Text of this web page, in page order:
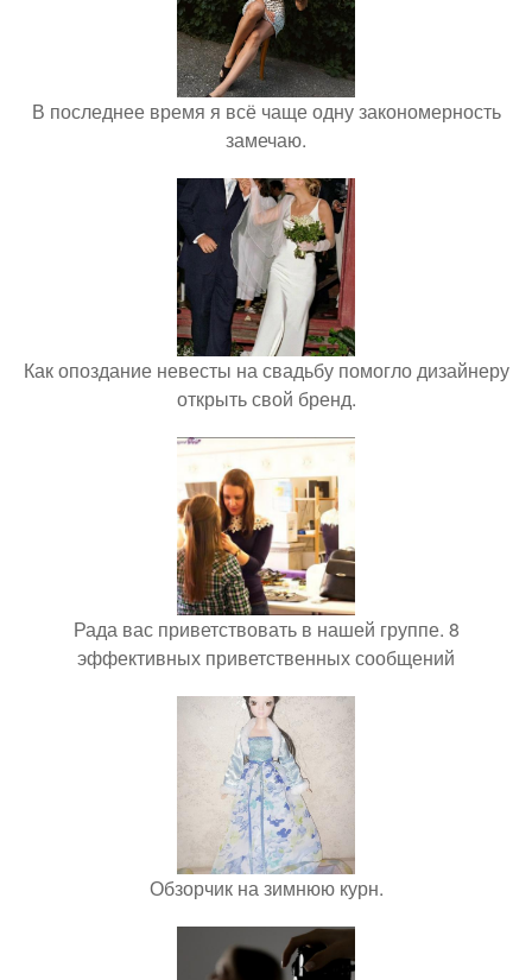
В последнее время я всё чаще одну закономерность
замечаю.
Как опоздание невесты на свадьбу помогло дизайнеру
открыть свой бренд.
Рада вас приветствовать в нашей группе. 8
эффективных приветственных сообщений
Обзорчик на зимнюю курн.